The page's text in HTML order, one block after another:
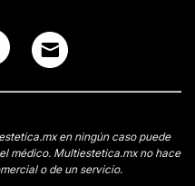
en ningún caso puede
médico. Multiestetica.mx no hace
o de un servicio.